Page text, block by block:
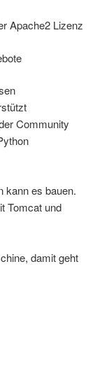
Apache2 Lizenz
Community
es bauen.
Tomcat und
damit geht